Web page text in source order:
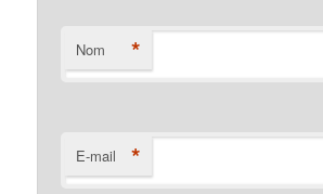
Nom *
E-mail *